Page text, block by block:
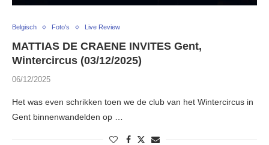
Belgisch Foto's Live Review
MATTIAS DE CRAENE INVITES Gent,
Wintercircus (03/12/2025)
06/12/2025
Het was even schrikken toen we de club van het Wintercircus in
Gent binnenwandelden op …